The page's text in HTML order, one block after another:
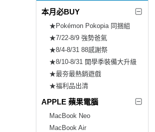
本月必BUY
★Pokémon Pokopia 同捆組
★7/22-8/9 強勢爸氣
★8/4-8/31 88感謝祭
★8/10-8/31 開學季裝備大升級
★最夯最熱銷遊戲
★福利品出清
APPLE 蘋果電腦
MacBook Neo
MacBook Air